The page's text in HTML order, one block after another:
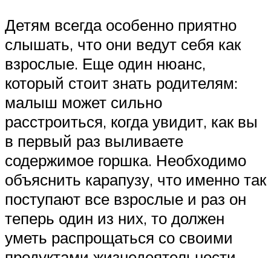
Детям всегда особенно приятно
слышать, что они ведут себя как
взрослые. Еще один нюанс,
который стоит знать родителям:
малыш может сильно
расстроиться, когда увидит, как вы
в первый раз выливаете
содержимое горшка. Необходимо
объяснить карапузу, что именно так
поступают все взрослые и раз он
теперь один из них, то должен
уметь распрощаться со своими